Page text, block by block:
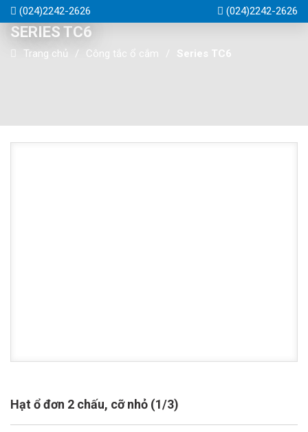
(024)2242-2626 (024)2242-2626
SERIES TC6
Trang chủ Công tắc ổ cắm Series TC6
Hạt ổ đơn 2 chấu, cỡ nhỏ (1/3)